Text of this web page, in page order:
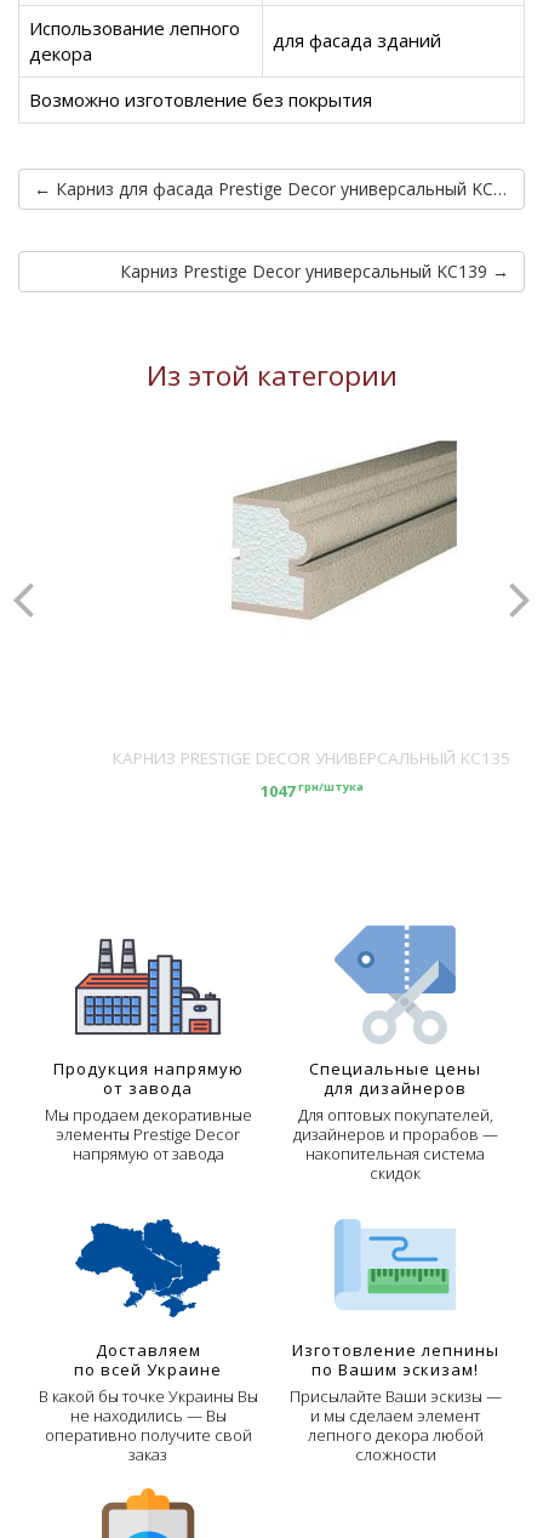
Использование лепного
декора
для фасада зданий
Возможно изготовление без покрытия
← Карниз для фасада Prestige Decor универсальный KC137
Карниз Prestige Decor универсальный KC139 →
Из этой категории
КАРНИЗ PRESTIGE DECOR УНИВЕРСАЛЬНЫЙ KC135
1047грн/штука
Продукция напрямую
от завода
Мы продаем декоративные
элементы Prestige Decor
напрямую от завода
Специальные цены
для дизайнеров
Для оптовых покупателей,
дизайнеров и прорабов —
накопительная система
скидок
Доставляем
по всей Украине
В какой бы точке Украины Вы
не находились — Вы
оперативно получите свой
заказ
Изготовление лепнины
по Вашим эскизам!
Присылайте Ваши эскизы —
и мы сделаем элемент
лепного декора любой
сложности